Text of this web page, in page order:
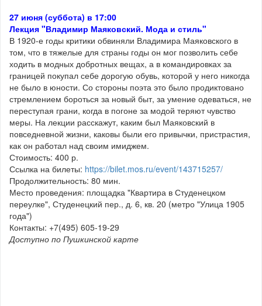
27 июня (суббота) в 17:00
Лекция "Владимир Маяковский. Мода и стиль"
В 1920-е годы критики обвиняли Владимира Маяковского в
том, что в тяжелые для страны годы он мог позволить себе
ходить в модных добротных вещах, а в командировках за
границей покупал себе дорогую обувь, которой у него никогда
не было в юности. Со стороны поэта это было продиктовано
стремлением бороться за новый быт, за умение одеваться, не
переступая грани, когда в погоне за модой теряют чувство
меры. На лекции расскажут, каким был Маяковский в
повседневной жизни, каковы были его привычки, пристрастия,
как он работал над своим имиджем.
Стоимость: 400 р.
Ссылка на билеты: https://bilet.mos.ru/event/143715257/
Продолжительность: 80 мин.
Место проведения: площадка "Квартира в Студенецком
переулке", Студенецкий пер., д. 6, кв. 20 (метро "Улица 1905
года")
Контакты: +7(495) 605-19-29
Доступно по Пушкинской карте